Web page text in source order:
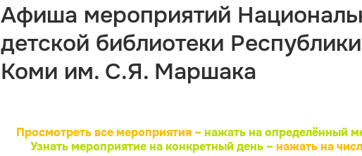
Афиша мероприятий
детской библиотеки Республики
Коми им. С.Я. Маршака
Просмотреть все мероприятия – нажать на определённый
Узнать мероприятие на конкретный день –нажать на